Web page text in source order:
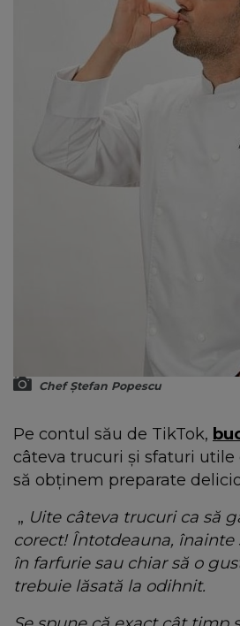
Chef Ștefan Popescu
Pe contul său de TikTok,
câteva trucuri și sfaturi utile
să obținem preparate
„ Uite câteva trucuri ca să
corect! Întotdeauna, înainte
în farfurie sau chiar să o
trebuie lăsată la odihnit.